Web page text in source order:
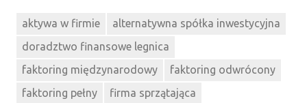
aktywa w firmie
alternatywna spółka inwestycyjna
doradztwo finansowe legnica
faktoring międzynarodowy
faktoring odwrócony
faktoring pełny
firma sprzątająca